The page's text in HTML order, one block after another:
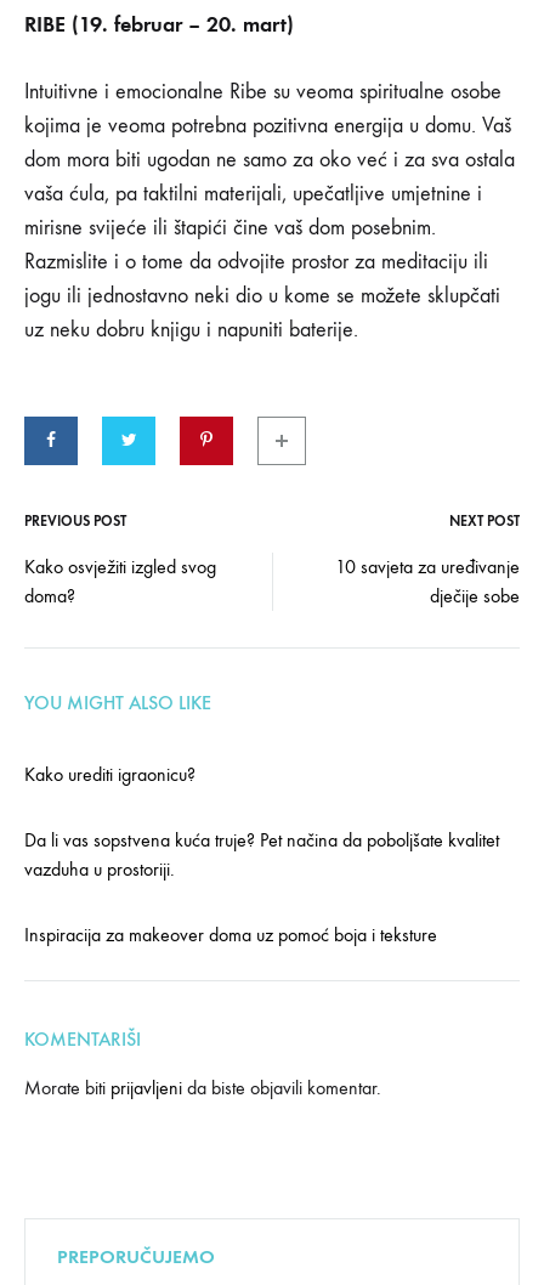
RIBE (19. februar – 20. mart)
Intuitivne i emocionalne Ribe su veoma spiritualne osobe
kojima je veoma potrebna pozitivna energija u domu. Vaš
dom mora biti ugodan ne samo za oko već i za sva ostala
vaša ćula, pa taktilni materijali, upečatljive umjetnine i
mirisne svijeće ili štapići čine vaš dom posebnim.
Razmislite i o tome da odvojite prostor za meditaciju ili
jogu ili jednostavno neki dio u kome se možete sklupčati
uz neku dobru knjigu i napuniti baterije.
Post
PREVIOUS POST NEXT POST
Kako osvježiti izgled svog
doma?
10 savjeta za uređivanje
dječije sobe
YOU MIGHT ALSO LIKE
Kako urediti igraonicu?
Da li vas sopstvena kuća truje? Pet načina da poboljšate kvalitet
vazduha u prostoriji.
Inspiracija za makeover doma uz pomoć boja i teksture
KOMENTARIŠI
Morate biti prijavljeni da biste objavili komentar.
PREPORUČUJEMO